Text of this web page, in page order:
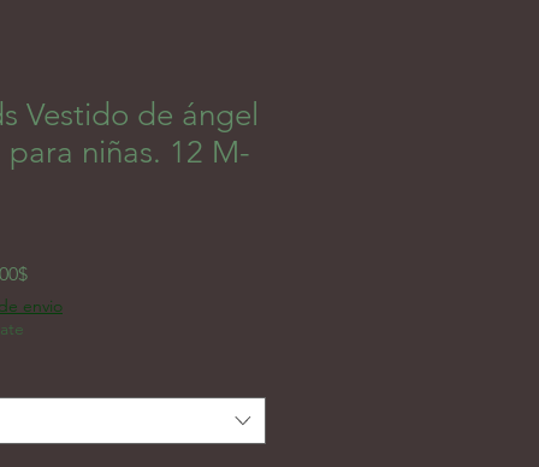
Vestido de ángel
niñas. 12 M-
Prix promotionnel
envio